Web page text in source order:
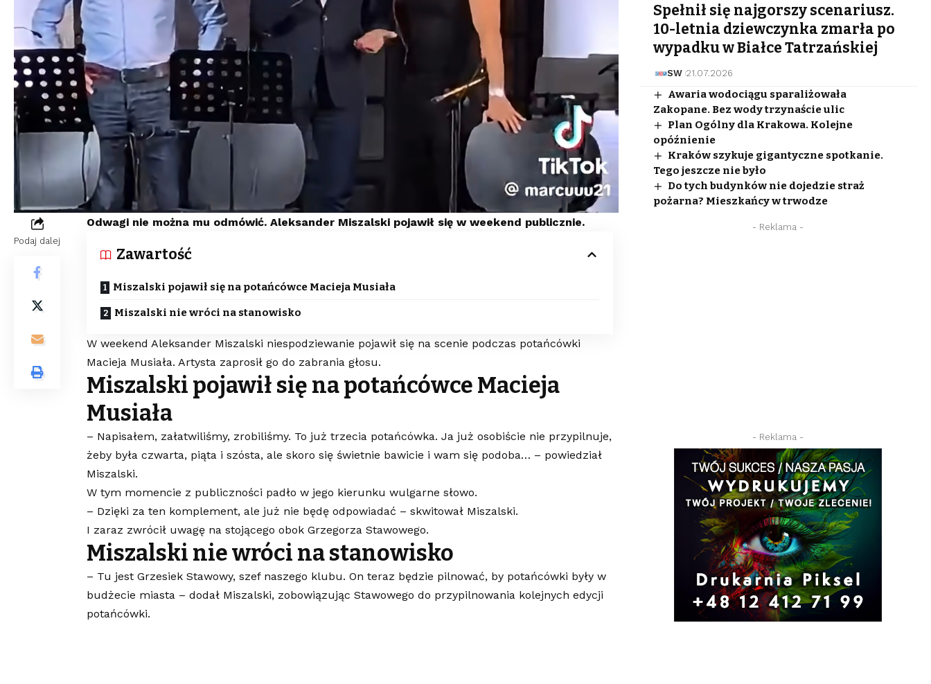
Podaj dalej
Odwagi nie można mu odmówić. Aleksander Miszalski pojawił się w weekend publicznie.
Zawartość
Miszalski pojawił się na potańcówce Macieja Musiała
Miszalski nie wróci na stanowisko
W weekend Aleksander Miszalski niespodziewanie pojawił się na scenie podczas potańcówki
Macieja Musiała. Artysta zaprosił go do zabrania głosu.
Miszalski pojawił się na potańcówce Macieja
Musiała
– Napisałem, załatwiliśmy, zrobiliśmy. To już trzecia potańcówka. Ja już osobiście nie przypilnuje,
żeby była czwarta, piąta i szósta, ale skoro się świetnie bawicie i wam się podoba… – powiedział
Miszalski.
W tym momencie z publiczności padło w jego kierunku wulgarne słowo.
– Dzięki za ten komplement, ale już nie będę odpowiadać – skwitował Miszalski.
I zaraz zwrócił uwagę na stojącego obok Grzegorza Stawowego.
Miszalski nie wróci na stanowisko
– Tu jest Grzesiek Stawowy, szef naszego klubu. On teraz będzie pilnować, by potańcówki były w
budżecie miasta – dodał Miszalski, zobowiązując Stawowego do przypilnowania kolejnych edycji
potańcówki.
Spełnił się najgorszy scenariusz.
10-letnia dziewczynka zmarła po
wypadku w Białce Tatrzańskiej
SW 21.07.2026
Awaria wodociągu sparaliżowała
Zakopane. Bez wody trzynaście ulic
Plan Ogólny dla Krakowa. Kolejne
opóźnienie
Kraków szykuje gigantyczne spotkanie.
Tego jeszcze nie było
Do tych budynków nie dojedzie straż
pożarna? Mieszkańcy w trwodze
- Reklama -
- Reklama -